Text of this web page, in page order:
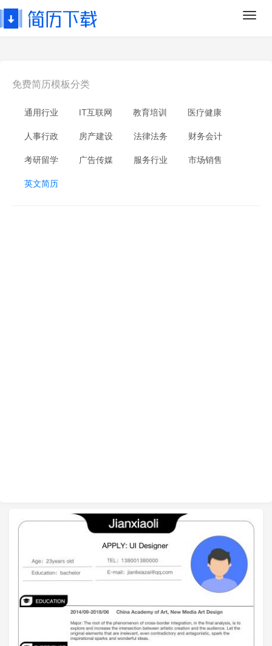
免费简历模板分类
通用行业 IT互联网 教育培训 医疗健康
人事行政 房产建设 法律法务 财务会计
考研留学 广告传媒 服务行业 市场销售
英文简历